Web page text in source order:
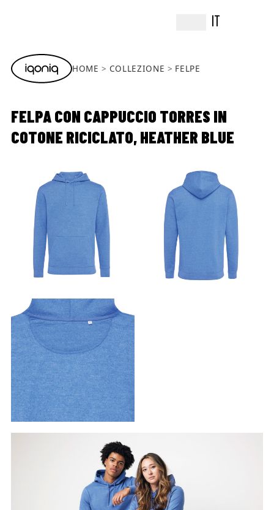
IT
HOME COLLEZIONE FELPE
FELPA CON CAPPUCCIO TORRES IN
COTONE RICICLATO, HEATHER BLUE